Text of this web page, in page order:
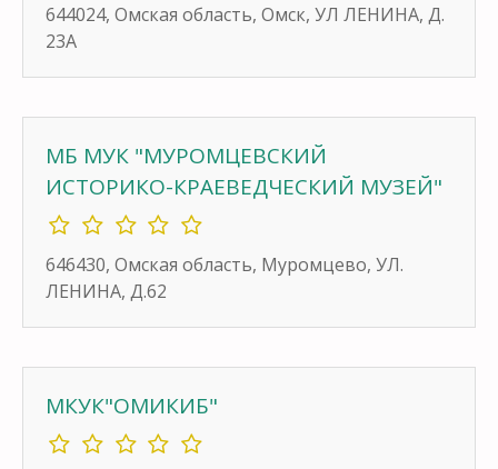
644024, Омская область, Омск, УЛ ЛЕНИНА, Д.
23А
МБ МУК "МУРОМЦЕВСКИЙ
ИСТОРИКО-КРАЕВЕДЧЕСКИЙ МУЗЕЙ"
646430, Омская область, Муромцево, УЛ.
ЛЕНИНА, Д.62
МКУК"ОМИКИБ"